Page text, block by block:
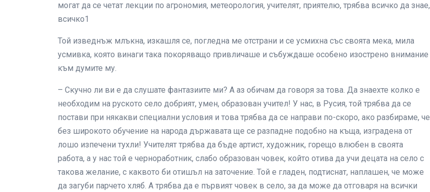
могат да се четат лекции по агрономия, метеорология, учителят, приятелю, трябва всичко да знае,
всичко1
Той изведнъж млъкна, изкашля се, погледна ме отстрани и се усмихна със своята мека, мила
усмивка, която винаги така покоряващо привличаше и събуждаше особено изострено внимание
към думите му.
– Скучно ли ви е да слушате фантазиите ми? А аз обичам да говоря за това. Да знаехте колко е
необходим на руското село добрият, умен, образован учител! У нас, в Русия, той трябва да се
постави при някакви специални условия и това трябва да се направи по-скоро, ако разбираме, че
без широкото обучение на народа държавата ще се разпадне подобно на къща, изградена от
лошо изпечени тухли! Учителят трябва да бъде артист, художник, горещо влюбен в своята
работа, а у нас той е черноработник, слабо образован човек, който отива да учи децата на село с
такова желание, с каквото би отишъл на заточение. Той е гладен, подтиснат, наплашен, че може
да загуби парчето хляб. А трябва да е първият човек в село, за да може да отговаря на всички